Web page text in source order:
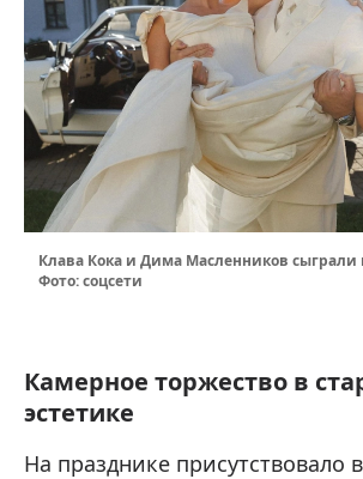
Клава Кока и Дима Масленников
Фото: соцсети
Камерное торжество в
эстетике
На празднике присутствовало